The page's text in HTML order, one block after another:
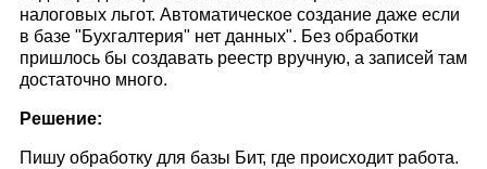
налоговых льгот. Автоматическое создание даже если
в базе "Бухгалтерия" нет данных". Без обработки
пришлось бы создавать реестр вручную, а записей там
достаточно много.
Решение:
Пишу обработку для базы Бит, где происходит работа.